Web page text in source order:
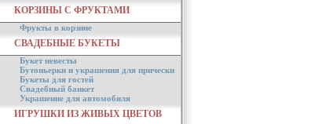
КОРЗИНЫ С ФРУКТАМИ
Фрукты в корзине
СВАДЕБНЫЕ БУКЕТЫ
Букет невесты
Бутоньерки и украшения для прически
Букеты для гостей
Свадебный банкет
Украшение для автомобиля
ИГРУШКИ ИЗ ЖИВЫХ ЦВЕТОВ